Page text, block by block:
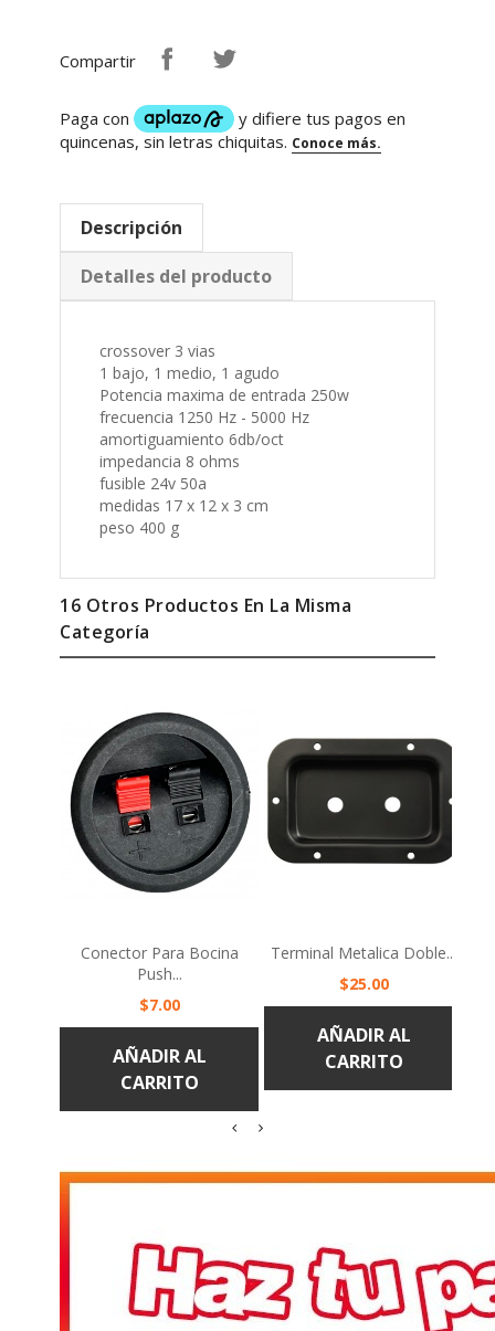
Descripción
Detalles del producto
1 bajo, 1 medio, 1 agudo
Potencia maxima de entrada 250w
frecuencia 1250 Hz - 5000 Hz
amortiguamiento 6db/oct
impedancia 8 ohms
fusible 24v 50a
medidas 17 x 12 x 3 cm
peso 400 g
16 Otros Productos En La Misma
Categoría
Push...
Precio
$7.00
AÑADIR AL
CARRITO
Precio
$25.00
AÑADIR AL
CARRITO